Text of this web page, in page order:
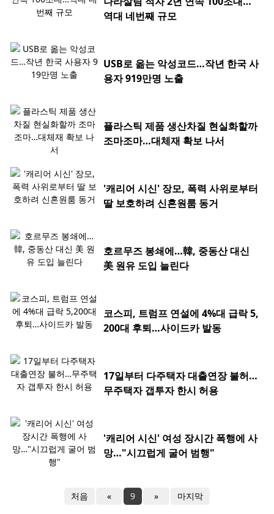
역대 네번째 규모
USB로 옮는 악성코드…작년 한국 사
용자 919만명 노출
플라스틱 제품 생산차질 현실화할까
조마조마…대체재 확보 나서
'캐리어 시신' 장모, 폭력 사위로부터
딸 보호하려 신혼원룸 동거
호르무즈 봉쇄에…韓, 중동산 대신
美 원유 도입 늘린다
코스피, 트럼프 연설에 4%대 급락 5,
200대 후퇴…사이드카 발동
17일부터 다주택자 대출연장 불허…
무주택자 갭투자 한시 허용
'캐리어 시신' 여성 장시간 폭행에 사
망…"시끄럽게 굴어 범행"
처음 « 9 » 마지막